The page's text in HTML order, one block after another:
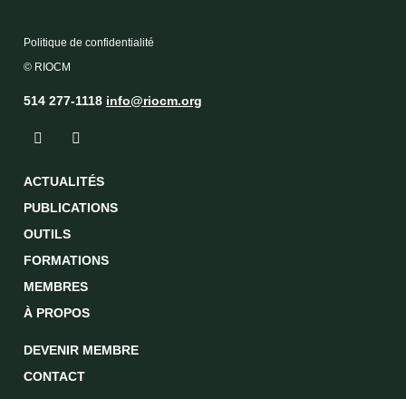
Politique de confidentialité
© RIOCM
514 277-1118 info@riocm.org
ACTUALITÉS
PUBLICATIONS
OUTILS
FORMATIONS
MEMBRES
À PROPOS
DEVENIR MEMBRE
CONTACT